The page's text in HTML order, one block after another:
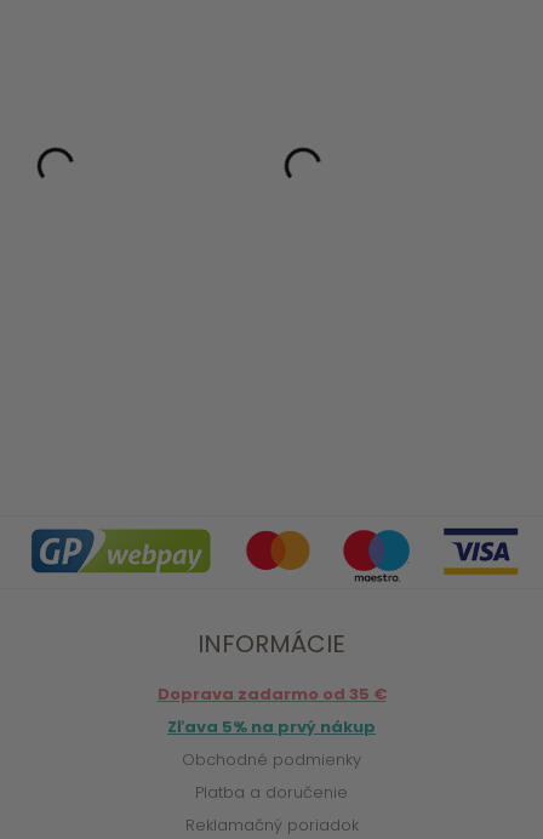
INFORMÁCIE
Doprava zadarmo od 35 €
Zľava 5% na prvý nákup
Obchodné podmienky
Platba a doručenie
Reklamačný poriadok